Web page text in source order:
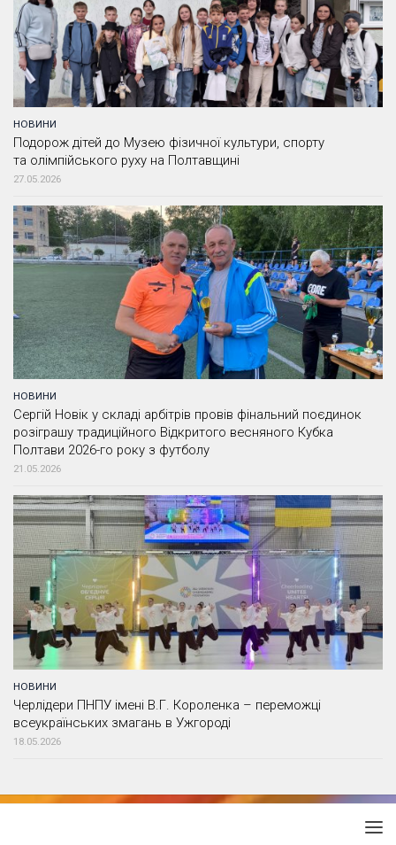
НОВИНИ
Подорож дітей до Музею фізичної культури, спорту
та олімпійського руху на Полтавщині
27.05.2026
НОВИНИ
Сергій Новік у складі арбітрів провів фінальний поєдинок
розіграшу традиційного Відкритого весняного Кубка
Полтави 2026-го року з футболу
21.05.2026
НОВИНИ
Черлідери ПНПУ імені В.Г. Короленка – переможці
всеукраїнських змагань в Ужгороді
18.05.2026